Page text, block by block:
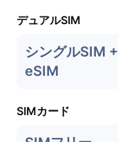
デュアルSIM
シングルSIM +
eSIM
SIMカード